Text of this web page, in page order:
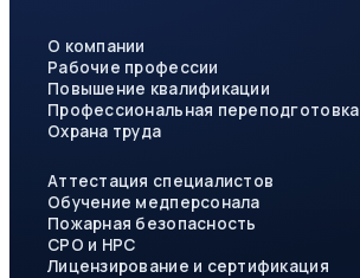
О компании
Рабочие профессии
Повышение квалификации
Профессиональная переподготовка
Охрана труда
Аттестация специалистов
Обучение медперсонала
Пожарная безопасность
СРО и НРС
Лицензирование и сертификация